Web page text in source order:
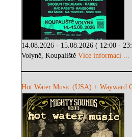
14.08.2026 - 15.08.2026 ( 12:00 -
Volyně, KoupalištěVíce informací ...
Hot Water Music (USA) + Wayward